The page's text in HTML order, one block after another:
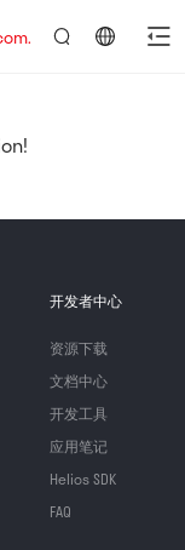
开发者中心
资源下载
文档中心
开发工具
应用笔记
Helios SDK
FAQ